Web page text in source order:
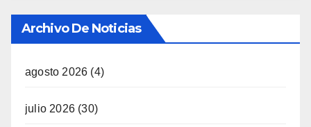
Archivo De Noticias
agosto 2026 (4)
julio 2026 (30)